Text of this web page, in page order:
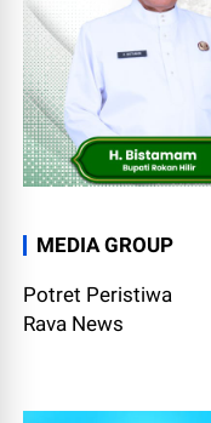
MEDIA GROUP
Potret Peristiwa
Rava News